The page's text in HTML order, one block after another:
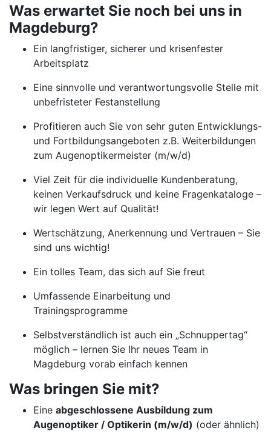
Was erwartet Sie noch bei uns in
Magdeburg?
Ein langfristiger, sicherer und krisenfester
Arbeitsplatz
Eine sinnvolle und verantwortungsvolle Stelle mit
unbefristeter Festanstellung
Profitieren auch Sie von sehr guten Entwicklungs-
und Fortbildungsangeboten z.B. Weiterbildungen
zum Augenoptikermeister (m/w/d)
Viel Zeit für die individuelle Kundenberatung,
keinen Verkaufsdruck und keine Fragenkataloge –
wir legen Wert auf Qualität!
Wertschätzung, Anerkennung und Vertrauen – Sie
sind uns wichtig!
Ein tolles Team, das sich auf Sie freut
Umfassende Einarbeitung und
Trainingsprogramme
Selbstverständlich ist auch ein „Schnuppertag“
möglich – lernen Sie Ihr neues Team in
Magdeburg vorab einfach kennen
Was bringen Sie mit?
Eine abgeschlossene Ausbildung zum
Augenoptiker / Optikerin (m/w/d) (oder ähnlich)